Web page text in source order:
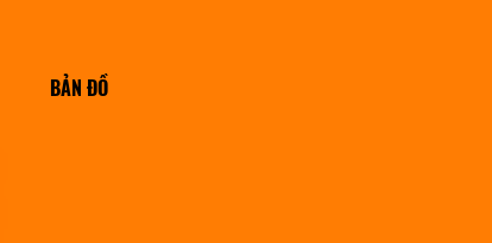
BẢN ĐỒ